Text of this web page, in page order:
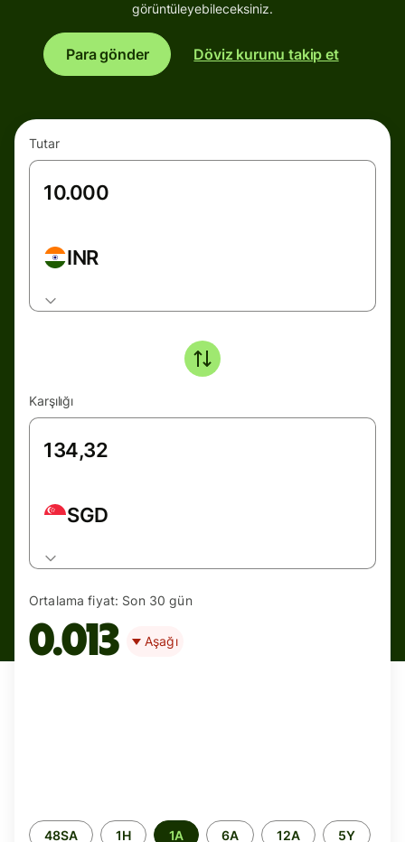
görüntüleyebileceksiniz.
Para gönder Döviz kurunu takip et
Tutar
INR
Karşılığı
SGD
Ortalama fiyat: Son 30 gün
0.013 Aşağı
Zaman
48SA 1H 1A 6A 12A 5Y